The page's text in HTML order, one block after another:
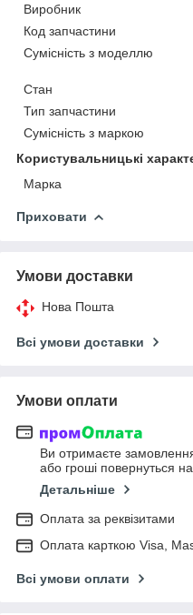
Виробник
Код запчастини
Сумісність з моделлю
Стан
Тип запчастини
Сумісність з маркою
Користувальницькі
Марка
Приховати
Умови доставки
Нова Пошта
Всі умови доставки
Умови оплати
Ви отримаєте
або гроші повернуться
Детальніше
Оплата за реквізитами
Оплата карткою Visa,
Всі умови оплати